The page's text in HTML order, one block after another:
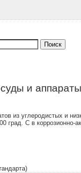
и
из углеродистых и
град. С в